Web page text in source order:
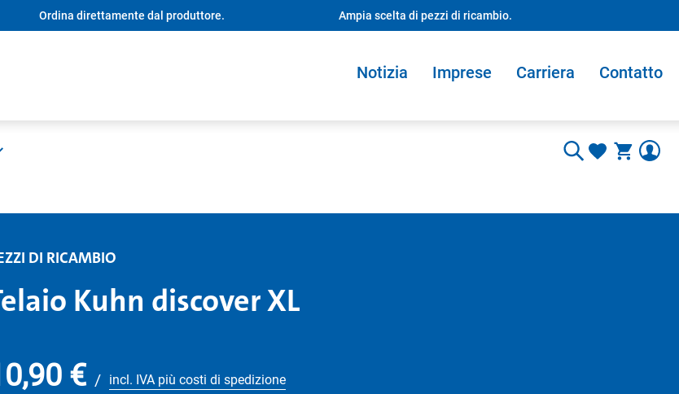
Ordina direttamente dal produttore. Ampia scelta di pezzi di ricambio.
Notizia Imprese Carriera Contatto
DI RICAMBIO
Kuhn discover XL
€ / incl. IVA più costi di spedizione